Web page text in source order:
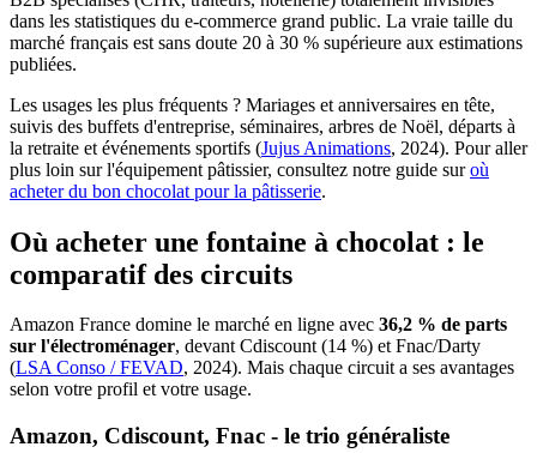
dans les statistiques du e-commerce grand public. La vraie taille du
marché français est sans doute 20 à 30 % supérieure aux estimations
publiées.
Les usages les plus fréquents ? Mariages et anniversaires en tête,
suivis des buffets d'entreprise, séminaires, arbres de Noël, départs à
la retraite et événements sportifs (Jujus Animations, 2024). Pour aller
plus loin sur l'équipement pâtissier, consultez notre guide suroù
acheter du bon chocolat pour la pâtisserie.
Où acheter une fontaine à chocolat : le
comparatif des circuits
Amazon France domine le marché en ligne avec 36,2 % de parts
sur l'électroménager, devant Cdiscount (14 %) et Fnac/Darty
(LSA Conso / FEVAD, 2024). Mais chaque circuit a ses avantages
selon votre profil et votre usage.
Amazon, Cdiscount, Fnac - le trio généraliste